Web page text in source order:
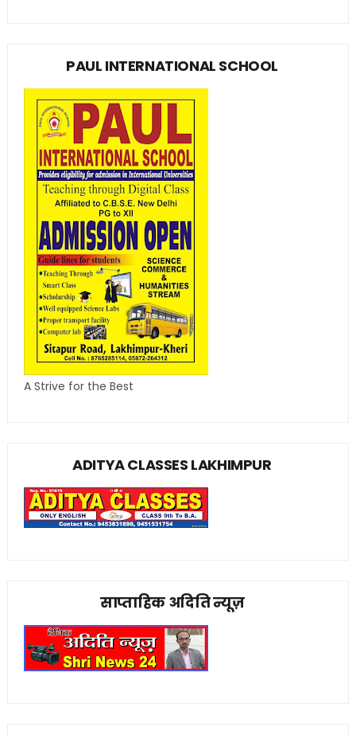
PAUL INTERNATIONAL SCHOOL
A Strive for the Best
ADITYA CLASSES LAKHIMPUR
साप्ताहिक अदिति न्यूज़